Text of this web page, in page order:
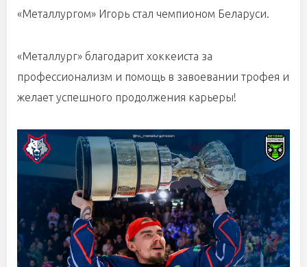
«Металлургом» Игорь стал чемпионом Беларуси.
«Металлург» благодарит хоккеиста за
профессионализм и помощь в завоевании трофея и
желает успешного продолжения карьеры!